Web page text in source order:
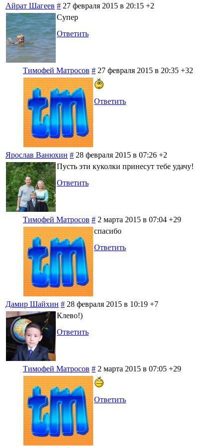
Айрат Шагеев # 27 февраля 2015 в 20:15 +2
Супер
Ответить
Тимофей Матросов # 27 февраля 2015 в 20:35 +32
Ответить
Ярослав Ванюхин # 28 февраля 2015 в 07:26 +2
Пусть эти куколки принесут тебе удачу!
Ответить
Тимофей Матросов # 2 марта 2015 в 07:04 +29
спасибо
Ответить
Дамир Шайхин # 28 февраля 2015 в 10:19 +7
Клево!)
Ответить
Тимофей Матросов # 2 марта 2015 в 07:05 +29
Ответить